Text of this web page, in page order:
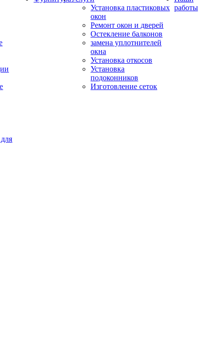
Установка пластиковых
окон
Ремонт окон и дверей
Остекление балконов
замена уплотнителей
окна
Установка откосов
Установка
подоконников
Изготовление сеток
работы